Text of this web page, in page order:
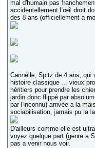
mal d'humain pas
accidentellement l’œil droit
des 8 ans (officiellement a
Cannelle, Spitz de 4 ans, qui
histoire classique ... vieux
héritiers pour prendre les
jardin donc flippé par
par l'inconnu) arrivée a la
sociabilisation, jamais pu la
D'ailleurs comme elle est
voyez quelque part (genre a
pas a venir nous voir.